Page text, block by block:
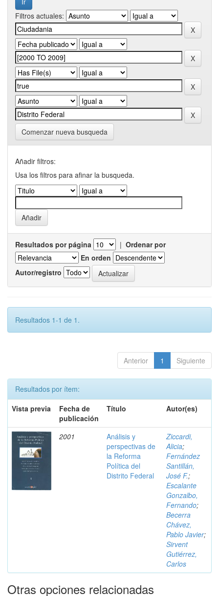
Filtros actuales:
Comenzar nueva busqueda
Añadir filtros:
Usa los filtros para afinar la busqueda.
Resultados por página | Ordenar por
En orden
Autor/registro
Resultados 1-1 de 1.
Anterior 1 Siguiente
Resultados por ítem:
Vista previa
Fecha de
publicación
Título Autor(es)
2001
Análisis y
perspectivas de
la Reforma
Política del
Distrito Federal
Ziccardi,
Alicia;
Fernández
Santillán,
José F.;
Escalante
Gonzalbo,
Fernando;
Becerra
Chávez,
Pablo Javier;
Sirvent
Gutiérrez,
Carlos
Otras opciones relacionadas